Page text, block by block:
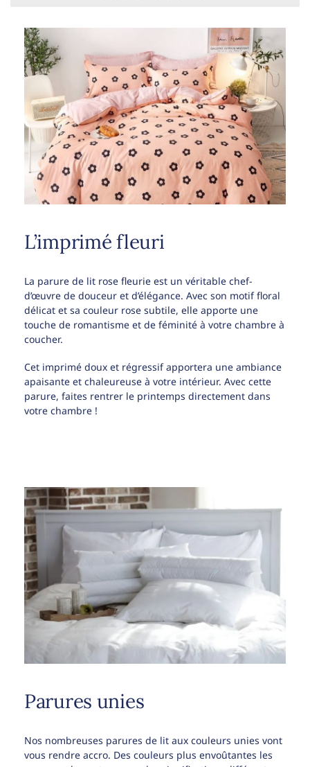
L’imprimé fleuri
La parure de lit rose fleurie est un véritable chef-
d’œuvre de douceur et d’élégance. Avec son motif floral
délicat et sa couleur rose subtile, elle apporte une
touche de romantisme et de féminité à votre chambre à
coucher.
Cet imprimé doux et régressif apportera une ambiance
apaisante et chaleureuse à votre intérieur. Avec cette
parure, faites rentrer le printemps directement dans
votre chambre !
Parures unies
Nos nombreuses parures de lit aux couleurs unies vont
vous rendre accro. Des couleurs plus envoûtantes les